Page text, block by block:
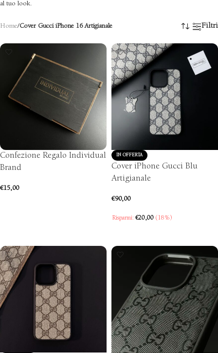
al tuo look.
Home/Cover Gucci iPhone 16 Artigianale Filtri
Confezione Regalo Individual
Brand
€15,00
IN OFFERTA
Cover iPhone Gucci Blu
Artigianale
€90,00
Risparmi: €20,00 (18%)